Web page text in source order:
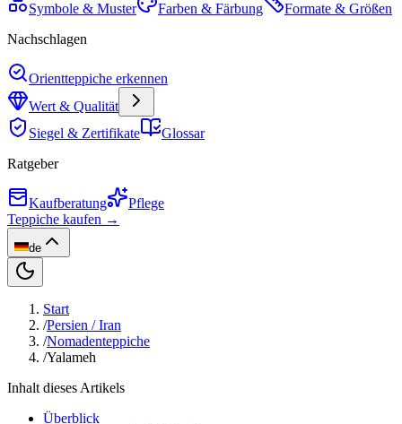
Symbole & Muster Farben & Färbung
Formate & Größen
Nachschlagen
Orientteppiche erkennen
Wert & Qualität
Siegel & Zertifikate
Glossar
Ratgeber
Kaufberatung
Pflege
Teppiche kaufen →
de
Start
/Persien / Iran
/Nomadenteppiche
/Yalameh
Inhalt dieses Artikels
Überblick